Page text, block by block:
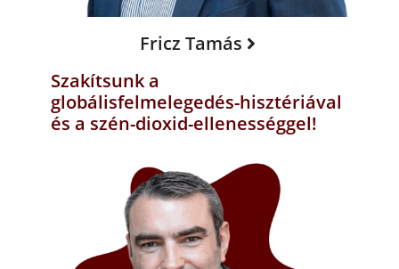
Fricz Tamás
Szakítsunk a
globálisfelmelegedés-hisztériával
és a szén-dioxid-ellenességgel!